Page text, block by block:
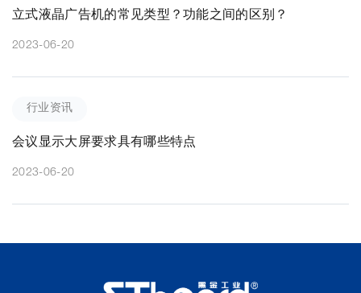
立式液晶广告机的常见类型？功能之间的区别？
2023-06-20
行业资讯
会议显示大屏要求具有哪些特点
2023-06-20